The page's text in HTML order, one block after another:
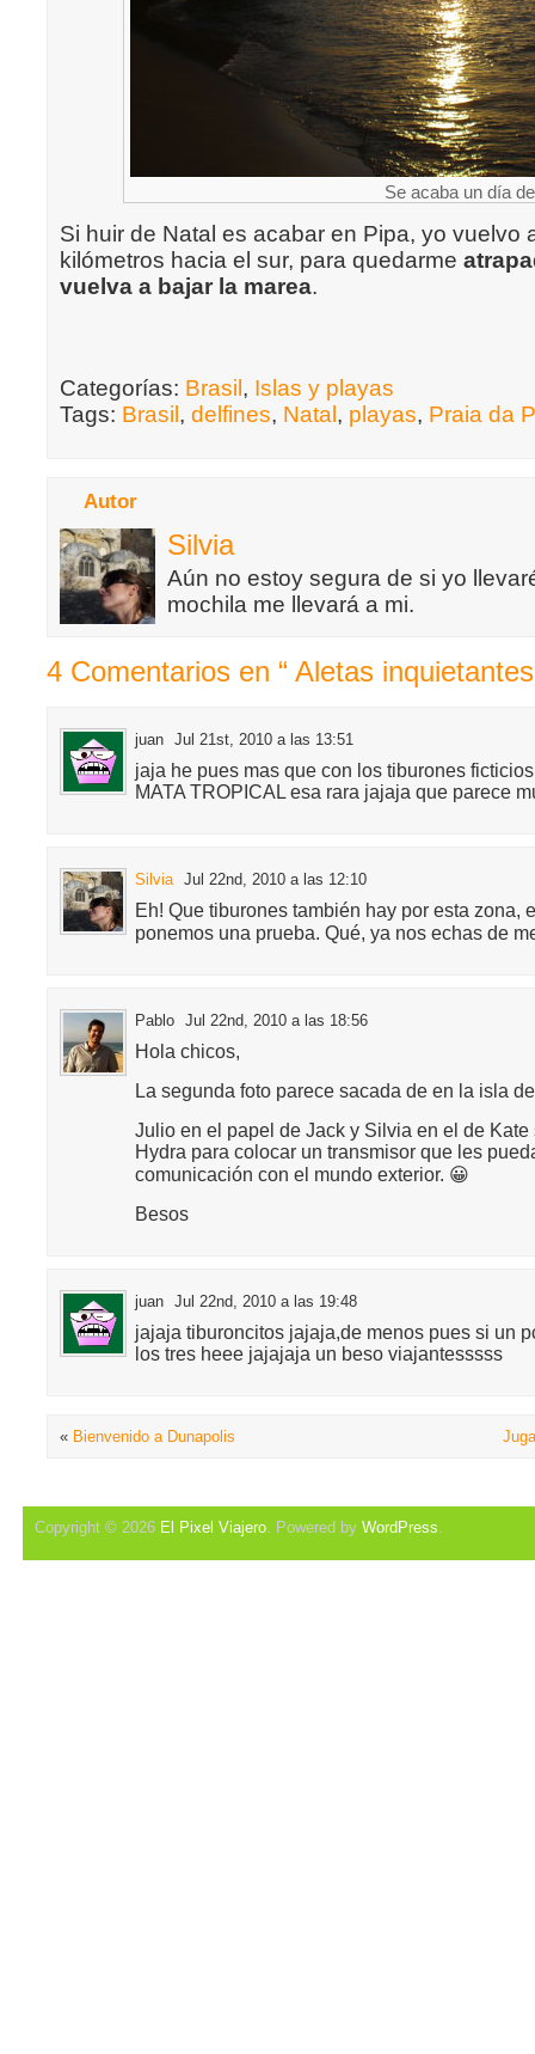
Se acaba un día
Si huir de Natal es acabar en Pipa, yo vuelvo
kilómetros hacia el sur, para quedarme
vuelva a bajar la marea.
Categorías: Brasil , Islas y playas
Tags: Brasil , delfines, Natal , playas, Praia da
Autor
Silvia
Aún no estoy segura de si yo
mochila me llevará a mi.
4 Comentarios en “ Aletas
juan Jul 21st, 2010 a las 13:51
jaja he pues mas que con los tiburones
MATA TROPICAL esa rara jajaja que parece
Silvia Jul 22nd, 2010 a las 12:10
Eh! Que tiburones también hay por esta zona,
ponemos una prueba. Qué, ya nos echas de
Pablo Jul 22nd, 2010 a las 18:56
Hola chicos,
La segunda foto parece sacada de en la isla
Julio en el papel de Jack y Silvia en el de
Hydra para colocar un transmisor que les
comunicación con el mundo exterior. 😀
Besos
juan Jul 22nd, 2010 a las 19:48
jajaja tiburoncitos jajaja,de menos pues si un
los tres heee jajajaja un beso viajantesssss
« Bienvenido a Dunapolis
Copyright © 2026 El Pixel Viajero. Powered by WordPress.